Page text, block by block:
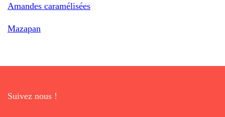
Amandes caramélisées
Mazapan
Suivez nous !